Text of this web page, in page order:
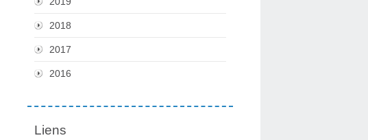
2018
2017
2016
Liens